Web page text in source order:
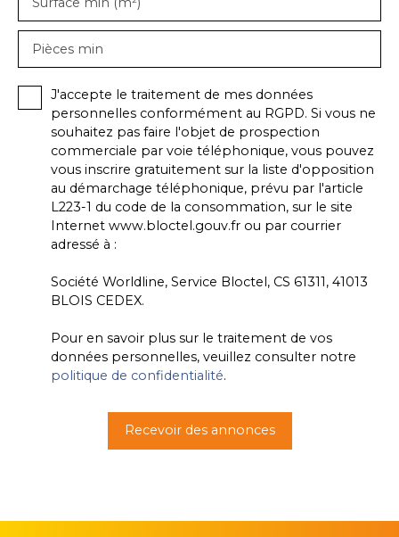
Pièces min
J'accepte le traitement de mes données
personnelles conformément au RGPD. Si vous ne
souhaitez pas faire l'objet de prospection
commerciale par voie téléphonique, vous pouvez
vous inscrire gratuitement sur la liste d'opposition
au démarchage téléphonique, prévu par l'article
L223-1 du code de la consommation, sur le site
Internet www.bloctel.gouv.fr ou par courrier
adressé à :
Société Worldline, Service Bloctel, CS 61311, 41013
BLOIS CEDEX.
Pour en savoir plus sur le traitement de vos
données personnelles, veuillez consulter notre
politique de confidentialité.
Recevoir des annonces